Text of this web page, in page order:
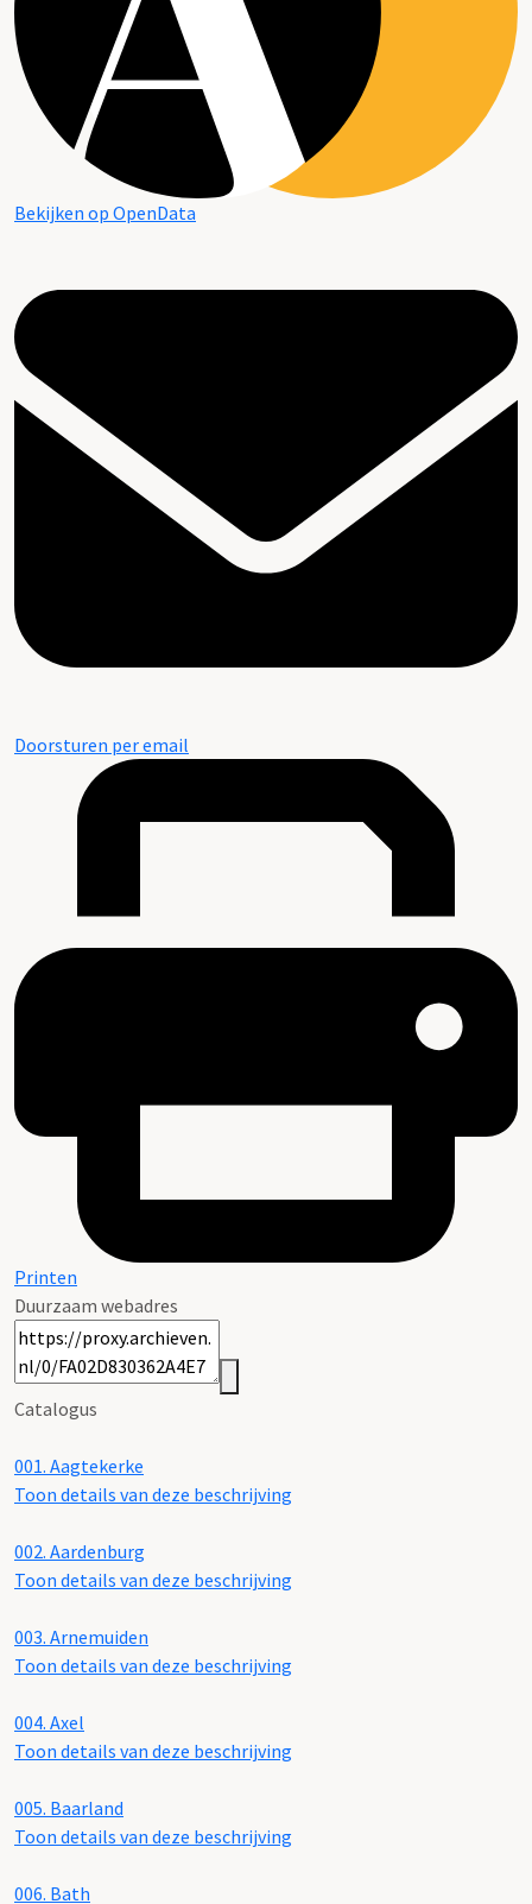
Bekijken op OpenData
Doorsturen per email
Printen
Duurzaam webadres
Catalogus
001. Aagtekerke
Toon details van deze beschrijving
002. Aardenburg
Toon details van deze beschrijving
003. Arnemuiden
Toon details van deze beschrijving
004. Axel
Toon details van deze beschrijving
005. Baarland
Toon details van deze beschrijving
006. Bath